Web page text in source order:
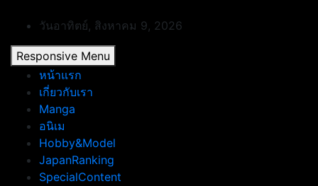
content
วันอาทิตย์, สิงหาคม 9, 2026
Responsive Menu
หน้าแรก
เกี่ยวกับเรา
Manga
อนิเม
Hobby&Model
JapanRanking
SpecialContent